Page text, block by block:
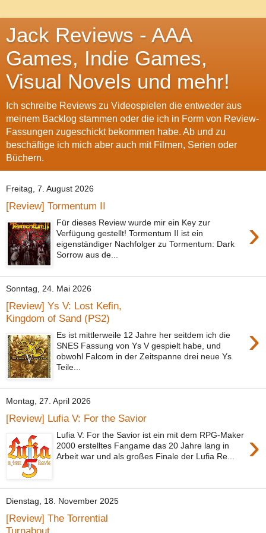
Jack Reviews - AAA
Games, Indie Games,
Visual Novels und mehr!
Ich schreibe Reviews zu Videospielen die entweder aus
meinem Backlog stammen oder die ich in Form von Review-
Fassungen zugeschickt bekommen habe. Ab und zu
beschäftige ich mich aber auch mit Filmen, Serien oder
Büchern.
Freitag, 7. August 2026
[Review] Tormentum II
›
Für dieses Review wurde mir ein Key zur
Verfügung gestellt! Tormentum II ist ein
eigenständiger Nachfolger zu Tormentum: Dark
Sorrow aus de...
Sonntag, 24. Mai 2026
[Review] Ys V: Lost Kefin,
Kingdom of Sand (PS2)
›
Es ist mittlerweile 12 Jahre her seitdem ich die
SNES Fassung von Ys V gespielt habe, und
obwohl Falcom in der Zeitspanne drei neue Ys
Teile...
Montag, 27. April 2026
[Review] Lufia V: For the Savior
›
Lufia V: For the Savior ist ein mit dem RPG-Maker
2000 erstelltes Fangame das 20 Jahre lang in
Arbeit war und als großes Finale der Lufia Re...
Dienstag, 18. November 2025
[Review] The Torrential
Turnabout